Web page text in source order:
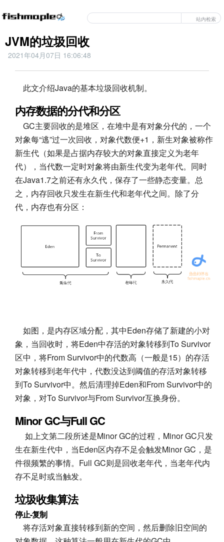
站内检索
JVM的垃圾回收
2021年04月07日 16:06:48
此文介绍Java的基本垃圾回收机制。
内存数据的分代和分区
GC主要回收的是堆区，在堆中是有对象分代的，一个
对象每“逃”过一次回收，对象代数便+1，新生对象被称作
新生代（如果是占据内存较大的对象直接定义为老年
代），当代数一定时对象将由新生代变为老年代。同时
在Java1.7之前还有永久代，保存了一些静态变量。总
之，内存回收只发生在新生代和老年代之间。除了分
代，内存也有分区：
如图，是内存区域分配，其中Eden存储了新建的小对
象，当回收时，将Eden中存活的对象转移到To Survivor
区中，将From Survivor中的代数高（一般是15）的存活
对象转移到老年代中，代数没达到阈值的存活对象转移
到To Survivor中。然后清理掉Eden和From Survivor中的
对象，对To Survivor与From Survivor互换身份。
Minor GC与Full GC
如上文第二段所述是Minor GC的过程，Minor GC只发
生在新生代中，当Eden区内存不足会触发Minor GC，是
件很频繁的事情。Full GC则是回收老年代，当老年代内
存不足时或当触发。
垃圾收集算法
停止-复制
将存活对象直接转移到新的空间，然后删除旧空间的